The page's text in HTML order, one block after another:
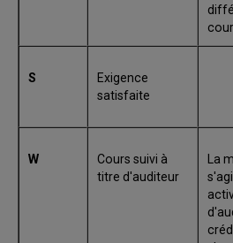
S
Exigence
satisfaite
W
Cours suivi à
titre d'auditeur
La